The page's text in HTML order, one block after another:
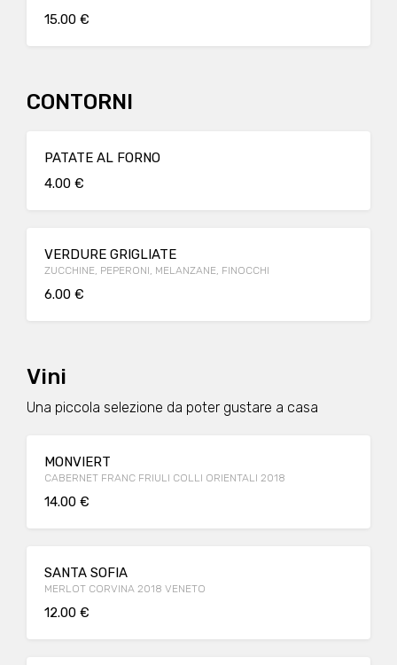
15.00 €
CONTORNI
PATATE AL FORNO
4.00 €
VERDURE GRIGLIATE
ZUCCHINE, PEPERONI, MELANZANE, FINOCCHI
6.00 €
Vini
Una piccola selezione da poter gustare a casa
MONVIERT
CABERNET FRANC FRIULI COLLI ORIENTALI 2018
14.00 €
SANTA SOFIA
MERLOT CORVINA 2018 VENETO
12.00 €